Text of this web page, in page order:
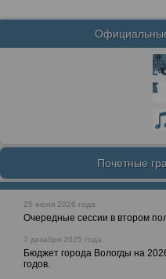
Почетные
25 июня 2026 года
Очередные сессии в втором
7 декабря 2025 года
Бюджет города Вологды на
годов.